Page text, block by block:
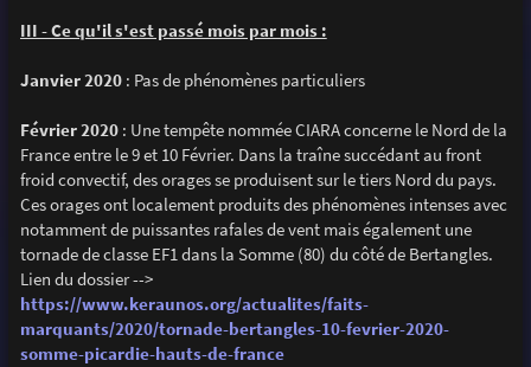
III - Ce qu'il s'est passé mois par mois :
Janvier 2020: Pas de phénomènes particuliers
Février 2020: Une tempête nommée CIARA concerne le Nord de la
France entre le 9 et 10 Février. Dans la traîne succédant au front
froid convectif, des orages se produisent sur le tiers Nord du pays.
Ces orages ont localement produits des phénomènes intenses avec
notamment de puissantes rafales de vent mais également une
tornade de classe EF1 dans la Somme (80) du côté de Bertangles.
Lien du dossier -->
https://www.keraunos.org/actualites/faits-
marquants/2020/tornade-bertangles-10-fevrier-2020-
somme-picardie-hauts-de-france